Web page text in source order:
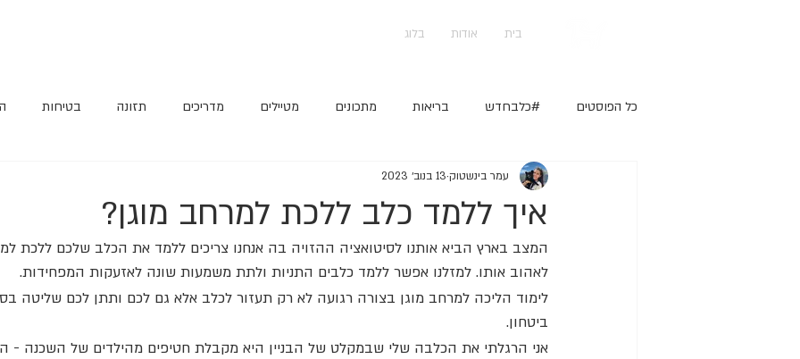
בלוג אודות בית
כל הפוסטים #כלבחדש בריאות מתכונים מטיילים מדריכים תזונה בטיחות
איך ללמד כלב ללכת למרחב מוגן?
עמר בינשטוק 13 בנוב׳ 2023
המצב בארץ הביא אותנו לסיטואציה ההזויה בה אנחנו צריכים ללמד את הכלב שלכם ללכת
לאהוב אותו. למזלנו אפשר ללמד כלבים התניות ולתת משמעות שונה לאזעקות המפחידות.
לימוד הליכה למרחב מוגן בצורה רגועה לא רק תעזור לכלב אלא גם לכם ותתן לכם שליטה
ביטחון.
אני הרגלתי את הכלבה שלי שבמקלט של הבניין היא מקבלת חטיפים מהילדים של השכנה -